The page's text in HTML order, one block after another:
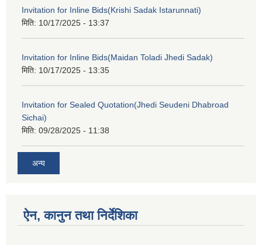
Invitation for Inline Bids(Krishi Sadak Istarunnati)
मिति: 10/17/2025 - 13:37
Invitation for Inline Bids(Maidan Toladi Jhedi Sadak)
मिति: 10/17/2025 - 13:35
Invitation for Sealed Quotation(Jhedi Seudeni Dhabroad
Sichai)
मिति: 09/28/2025 - 11:38
अन्य
ऐन, कानुन तथा निर्देशिका